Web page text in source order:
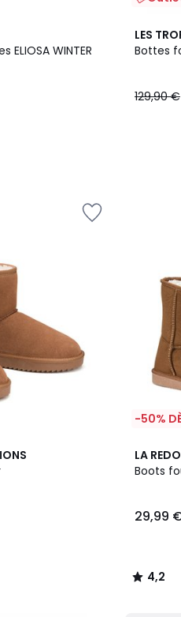
WINTER
LES
Bottes
129,90 €
-50%
LA
Boots
29,99
4,2
/ 5
4,2
/